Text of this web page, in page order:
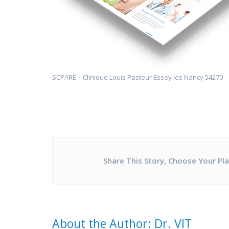
SCPARE – Clinique Louis Pasteur Essey les Nancy 54270
Share This Story, Choose Your
About the Author: Dr. VIT